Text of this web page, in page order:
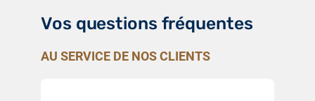
Vos questions fréquentes
AU SERVICE DE NOS CLIENTS